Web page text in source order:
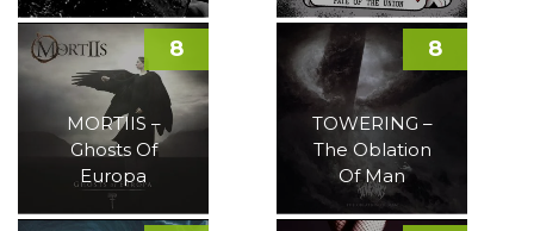
MORTIIS –
Ghosts Of
Europa
8
TOWERING –
The Oblation
Of Man
8